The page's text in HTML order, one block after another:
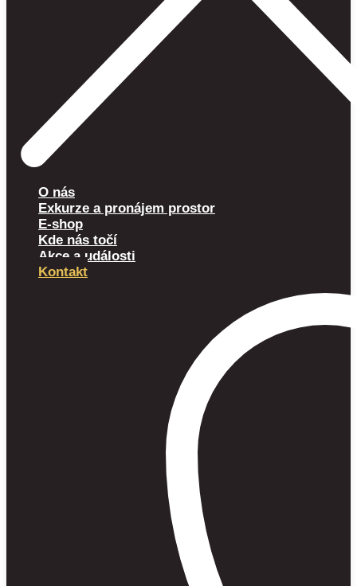
O nás
Exkurze a pronájem prostor
E-shop
Kde nás točí
Akce a události
Kontakt